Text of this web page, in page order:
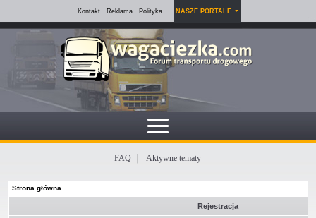
Kontakt Reklama Polityka NASZE PORTALE
FAQ Aktywne tematy
Strona główna
Rejestracja